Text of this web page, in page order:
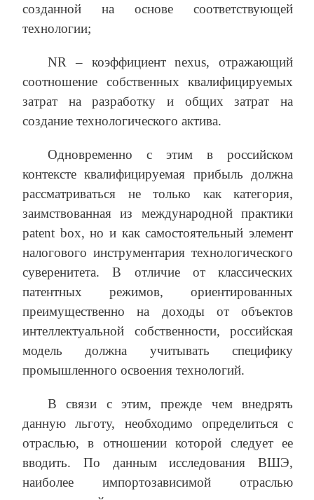
созданной на основе соответствующей
технологии;
NR – коэффициент nexus, отражающий
соотношение собственных квалифицируемых
затрат на разработку и общих затрат на
создание технологического актива.
Одновременно с этим в российском
контексте квалифицируемая прибыль должна
рассматриваться не только как категория,
заимствованная из международной практики
patent box, но и как самостоятельный элемент
налогового инструментария технологического
суверенитета. В отличие от классических
патентных режимов, ориентированных
преимущественно на доходы от объектов
интеллектуальной собственности, российская
модель должна учитывать специфику
промышленного освоения технологий.
В связи с этим, прежде чем внедрять
данную льготу, необходимо определиться с
отраслью, в отношении которой следует ее
вводить. По данным исследования ВШЭ,
наиболее импортозависимой отраслью